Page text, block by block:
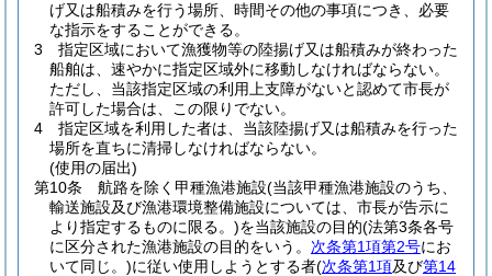
げ又は船積みを行う場所、時間その他の事項につき、必要
な指示をすることができる。
3
指定区域において漁獲物等の陸揚げ又は船積みが終わった
船舶は、速やかに指定区域外に移動しなければならない。
ただし、当該指定区域の利用上支障がないと認めて市長が
許可した場合は、この限りでない。
4
指定区域を利用した者は、当該陸揚げ又は船積みを行った
場所を直ちに清掃しなければならない。
(使用の届出)
第10条
航路を除く甲種漁港施設(当該甲種漁港施設のうち、
輸送施設及び漁港環境整備施設については、市長が告示に
より指定するものに限る。)を当該施設の目的(法第3条各号
に区分された漁港施設の目的をいう。 次条第1項第2号にお
いて同じ。)に従い使用しようとする者(次条第1項及び第14